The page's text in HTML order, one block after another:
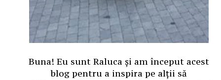
Buna! Eu sunt Raluca și am început acest
blog pentru a inspira pe alții să